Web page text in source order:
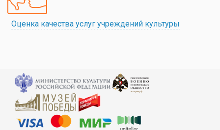
Оценка качества услуг учреждений культуры